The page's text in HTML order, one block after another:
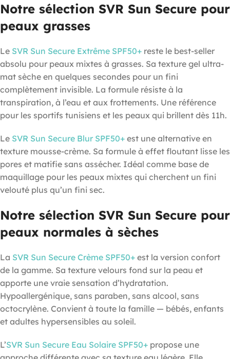
Notre sélection SVR Sun Secure pour
peaux grasses
Le SVR Sun Secure Extrême SPF50+ reste le best-seller
absolu pour peaux mixtes à grasses. Sa texture gel ultra-
mat sèche en quelques secondes pour un fini
complètement invisible. La formule résiste à la
transpiration, à l’eau et aux frottements. Une référence
pour les sportifs tunisiens et les peaux qui brillent dès 11h.
Le SVR Sun Secure Blur SPF50+ est une alternative en
texture mousse-crème. Sa formule à effet floutant lisse les
pores et matifie sans assécher. Idéal comme base de
maquillage pour les peaux mixtes qui cherchent un fini
velouté plus qu’un fini sec.
Notre sélection SVR Sun Secure pour
peaux normales à sèches
La SVR Sun Secure Crème SPF50+ est la version confort
de la gamme. Sa texture velours fond sur la peau et
apporte une vraie sensation d’hydratation.
Hypoallergénique, sans paraben, sans alcool, sans
octocrylène. Convient à toute la famille — bébés, enfants
et adultes hypersensibles au soleil.
L’SVR Sun Secure Eau Solaire SPF50+ propose une